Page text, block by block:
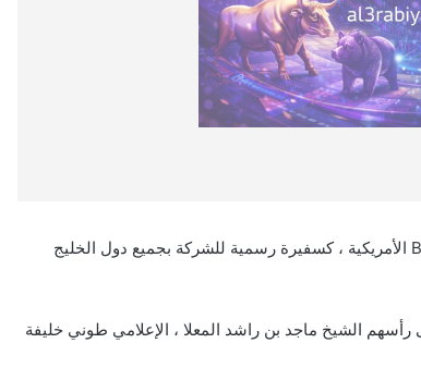
تألقت ملكة جمال العرب شروق شلواطي في حفل انطلاق شركة Build Goal الأمريكية ، كسفيرة رسمية للشركة بجميع دول الخليج
الشيخ ماجد بن راشد المعلا ، الإعلامي طوني خليفة